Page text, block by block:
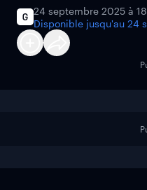
24 septembre 2025 à
Disponible jusqu'au 24